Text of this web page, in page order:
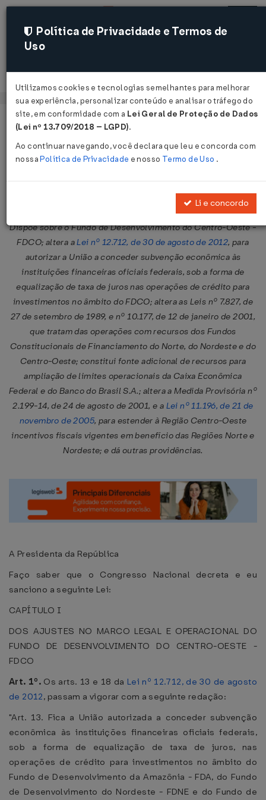
Acessar
Página Inicial Legislações
Lei Nº 12793 DE 02/04/2013
Publicado no DOU em 3 abr 2013
Dispõe sobre o Fundo de Desenvolvimento do Centro-Oeste -
FDCO; altera aLei nº 12.712, de 30 de agosto de 2012, para
autorizar a União a conceder subvenção econômica às
instituições financeiras oficiais federais, sob a forma de
equalização de taxa de juros nas operações de crédito para
investimentos no âmbito do FDCO; altera as Leis nº 7.827, de
27 de setembro de 1989, e nº 10.177, de 12 de janeiro de 2001,
que tratam das operações com recursos dos Fundos
Constitucionais de Financiamento do Norte, do Nordeste e do
Centro-Oeste; constitui fonte adicional de recursos para
ampliação de limites operacionais da Caixa Econômica
Federal e do Banco do Brasil S.A.; altera a Medida Provisória nº
2.199-14, de 24 de agosto de 2001, e a Lei nº 11.196, de 21 de
novembro de 2005, para estender à Região Centro-Oeste
incentivos fiscais vigentes em benefício das Regiões Norte e
Nordeste; e dá outras providências.
A Presidenta da República
Faço saber que o Congresso Nacional decreta e eu
sanciono a seguinte Lei:
CAPÍTULO I
DOS AJUSTES NO MARCO LEGAL E OPERACIONAL DO
FUNDO DE DESENVOLVIMENTO DO CENTRO-OESTE -
FDCO
Art. 1º. Os arts. 13 e 18 da Lei nº 12.712, de 30 de agosto
de 2012, passam a vigorar com a seguinte redação:
"Art. 13. Fica a União autorizada a conceder subvenção
econômica às instituições financeiras oficiais federais,
sob a forma de equalização de taxa de juros, nas
operações de crédito para investimentos no âmbito do
Fundo de Desenvolvimento da Amazônia - FDA, do Fundo
de Desenvolvimento do Nordeste - FDNE e do Fundo de
Política de Privacidade e Termos de
Uso
Utilizamos cookies e tecnologias semelhantes para melhorar
sua experiência, personalizar conteúdo e analisar o tráfego do
site, em conformidade com a Lei Geral de Proteção de Dados
(Lei nº 13.709/2018 – LGPD).
Ao continuar navegando, você declara que leu e concorda com
nossaPolítica de Privacidade e nosso Termo de Uso .
Li e concordo